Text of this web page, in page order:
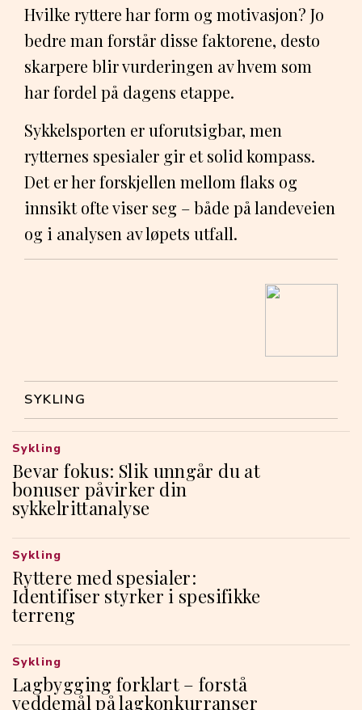
Hvilke ryttere har form og motivasjon? Jo
bedre man forstår disse faktorene, desto
skarpere blir vurderingen av hvem som
har fordel på dagens etappe.
Sykkelsporten er uforutsigbar, men
rytternes spesialer gir et solid kompass.
Det er her forskjellen mellom flaks og
innsikt ofte viser seg – både på landeveien
og i analysen av løpets utfall.
SYKLING
Bevar fokus: Slik unngår du at
bonuser påvirker din
sykkelrittanalyse
Sykling
Ryttere med spesialer:
Identifiser styrker i spesifikke
terreng
Sykling
Lagbygging forklart – forstå
veddemål på lagkonkurranser
Sykling